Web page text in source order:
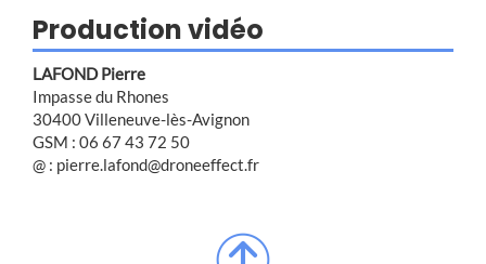
Production vidéo
LAFOND Pierre
Impasse du Rhones
30400 Villeneuve-lès-Avignon
GSM : 06 67 43 72 50
@ : pierre.lafond@droneeffect.fr